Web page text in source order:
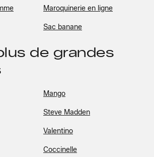
Maroquinerie en ligne
Sac banane
de grandes
Mango
Steve Madden
Valentino
Coccinelle